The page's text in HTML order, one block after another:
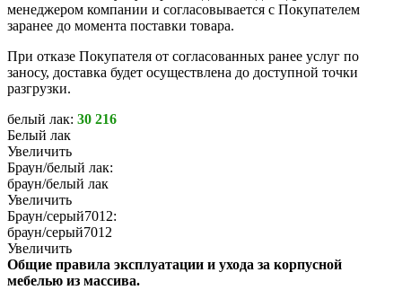
менеджером компании и согласовывается с Покупателем
заранее до момента поставки товара.
При отказе Покупателя от согласованных ранее услуг по
заносу, доставка будет осуществлена до доступной точки
разгрузки.
белый лак: 30 216
Белый лак
Увеличить
Браун/белый лак:
браун/белый лак
Увеличить
Браун/серый7012:
браун/серый7012
Увеличить
Общие правила эксплуатации и ухода за корпусной
мебелью из массива.